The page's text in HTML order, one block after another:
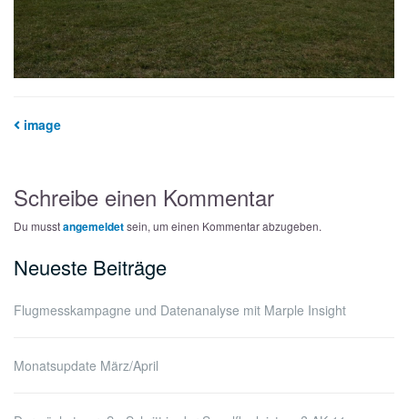
image
Schreibe einen Kommentar
Du musstangemeldetsein, um einen Kommentar abzugeben.
Neueste Beiträge
Flugmesskampagne und Datenanalyse mit Marple Insight
Monatsupdate März/April